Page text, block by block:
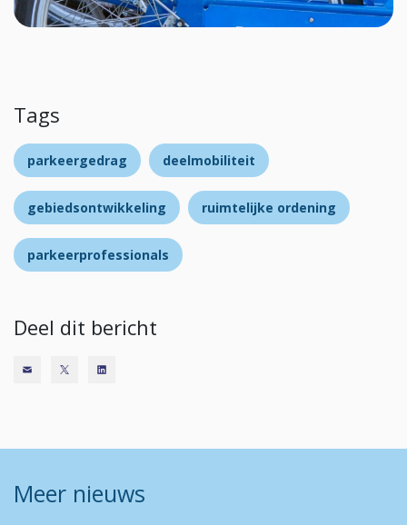
Tags
parkeergedrag deelmobiliteit
gebiedsontwikkeling ruimtelijke ordening
parkeerprofessionals
Deel dit bericht
Meer nieuws